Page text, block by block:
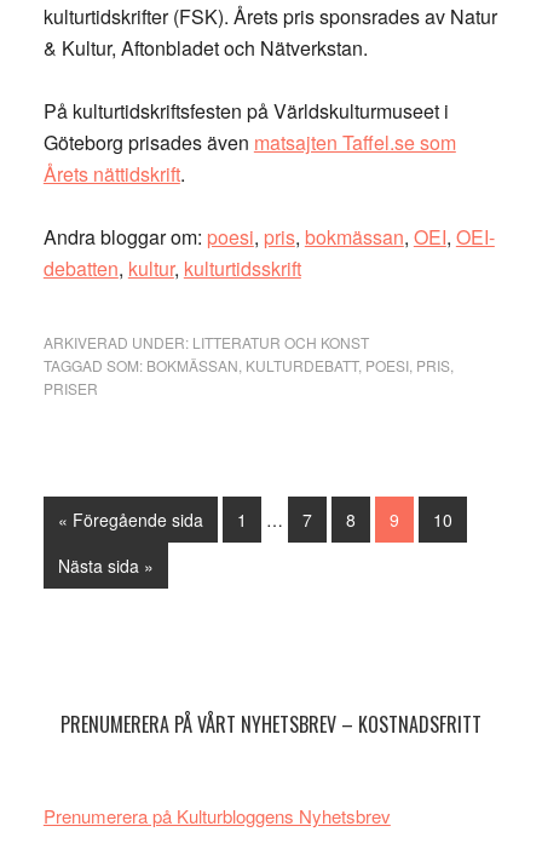
kulturtidskrifter (FSK). Årets pris sponsrades av Natur
& Kultur, Aftonbladet och Nätverkstan.
På kulturtidskriftsfesten på Världskulturmuseet i
Göteborg prisades även matsajten Taffel.se som
Årets nättidskrift.
Andra bloggar om: poesi, pris, bokmässan, OEI, OEI-
debatten, kultur, kulturtidsskrift
ARKIVERAD UNDER: LITTERATUR OCH KONST
TAGGAD SOM: BOKMÄSSAN KULTURDEBATT, POESI, PRIS,
PRISER
« Go
Föregående sida Sida
1
Interimistiska
… Sida
7 Sida
8 Sida
9 Sida
10
Go
to
Nästa sida »
PRENUMERERA PÅ VÅRT NYHETSBREV – KOSTNADSFRITT
Prenumerera på Kulturbloggens Nyhetsbrev